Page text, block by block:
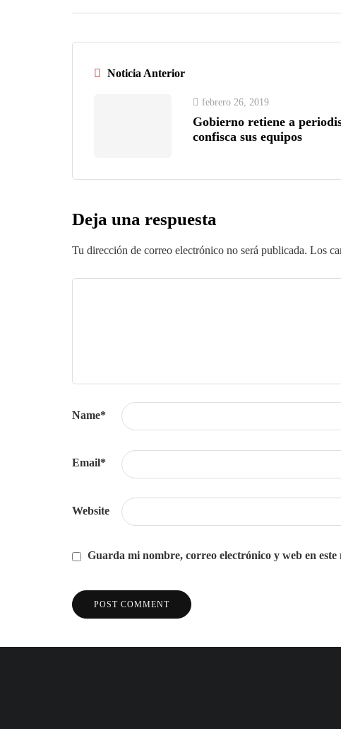
Noticia Anterior
febrero 26, 2019
Gobierno retiene a
confisca sus equipos
Deja una respuesta
Tu dirección de correo electrónico no será publicada. Los
Name*
Email*
Website
Guarda mi nombre, correo electrónico y web en